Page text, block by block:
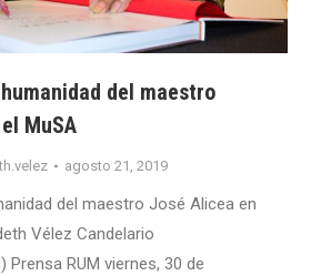
del maestro
MuSA
agosto 21, 2019
del maestro José Alicea en
Vélez Candelario
Prensa RUM viernes, 30 de